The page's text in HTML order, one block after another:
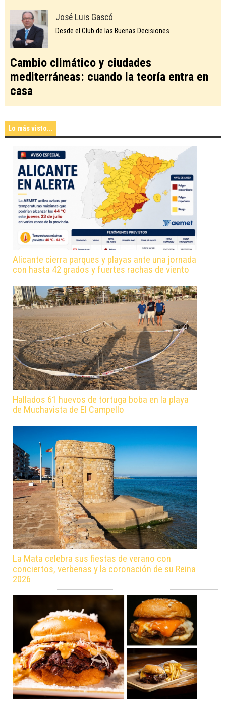
José Luis Gascó
Desde el Club de las Buenas Decisiones
Cambio climático y ciudades
mediterráneas: cuando la teoría entra en
casa
Lo más visto...
Alicante cierra parques y playas ante una jornada
con hasta 42 grados y fuertes rachas de viento
Hallados 61 huevos de tortuga boba en la playa
de Muchavista de El Campello
La Mata celebra sus fiestas de verano con
conciertos, verbenas y la coronación de su Reina
2026